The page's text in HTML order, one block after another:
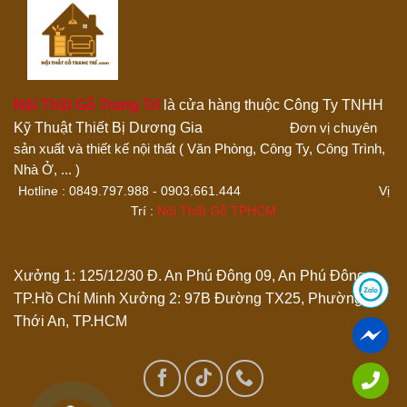
Thêm ảnh đánh giá
Email*
Lưu tên của tôi, email, và trang web trong trình duyệt này
Nội Thất Gỗ Trang Trílà cửa hàng thuộc Công Ty TNHH
Kỹ Thuật Thiết Bị Dương Gia
Đơn vị chuyên
sản xuất và thiết kế nội thất ( Văn Phòng, Công Ty, Công Trình,
Nhà Ở, ... )
Hotline : 0849.797.988 - 0903.661.444 Vị
Trí : Nội Thất Gỗ TPHCM
Xưởng 1: 125/12/30 Đ. An Phú Đông 09, An Phú Đông,
TP.Hồ Chí Minh Xưởng 2: 97B Đường TX25, Phường
Thới An, TP.HCM